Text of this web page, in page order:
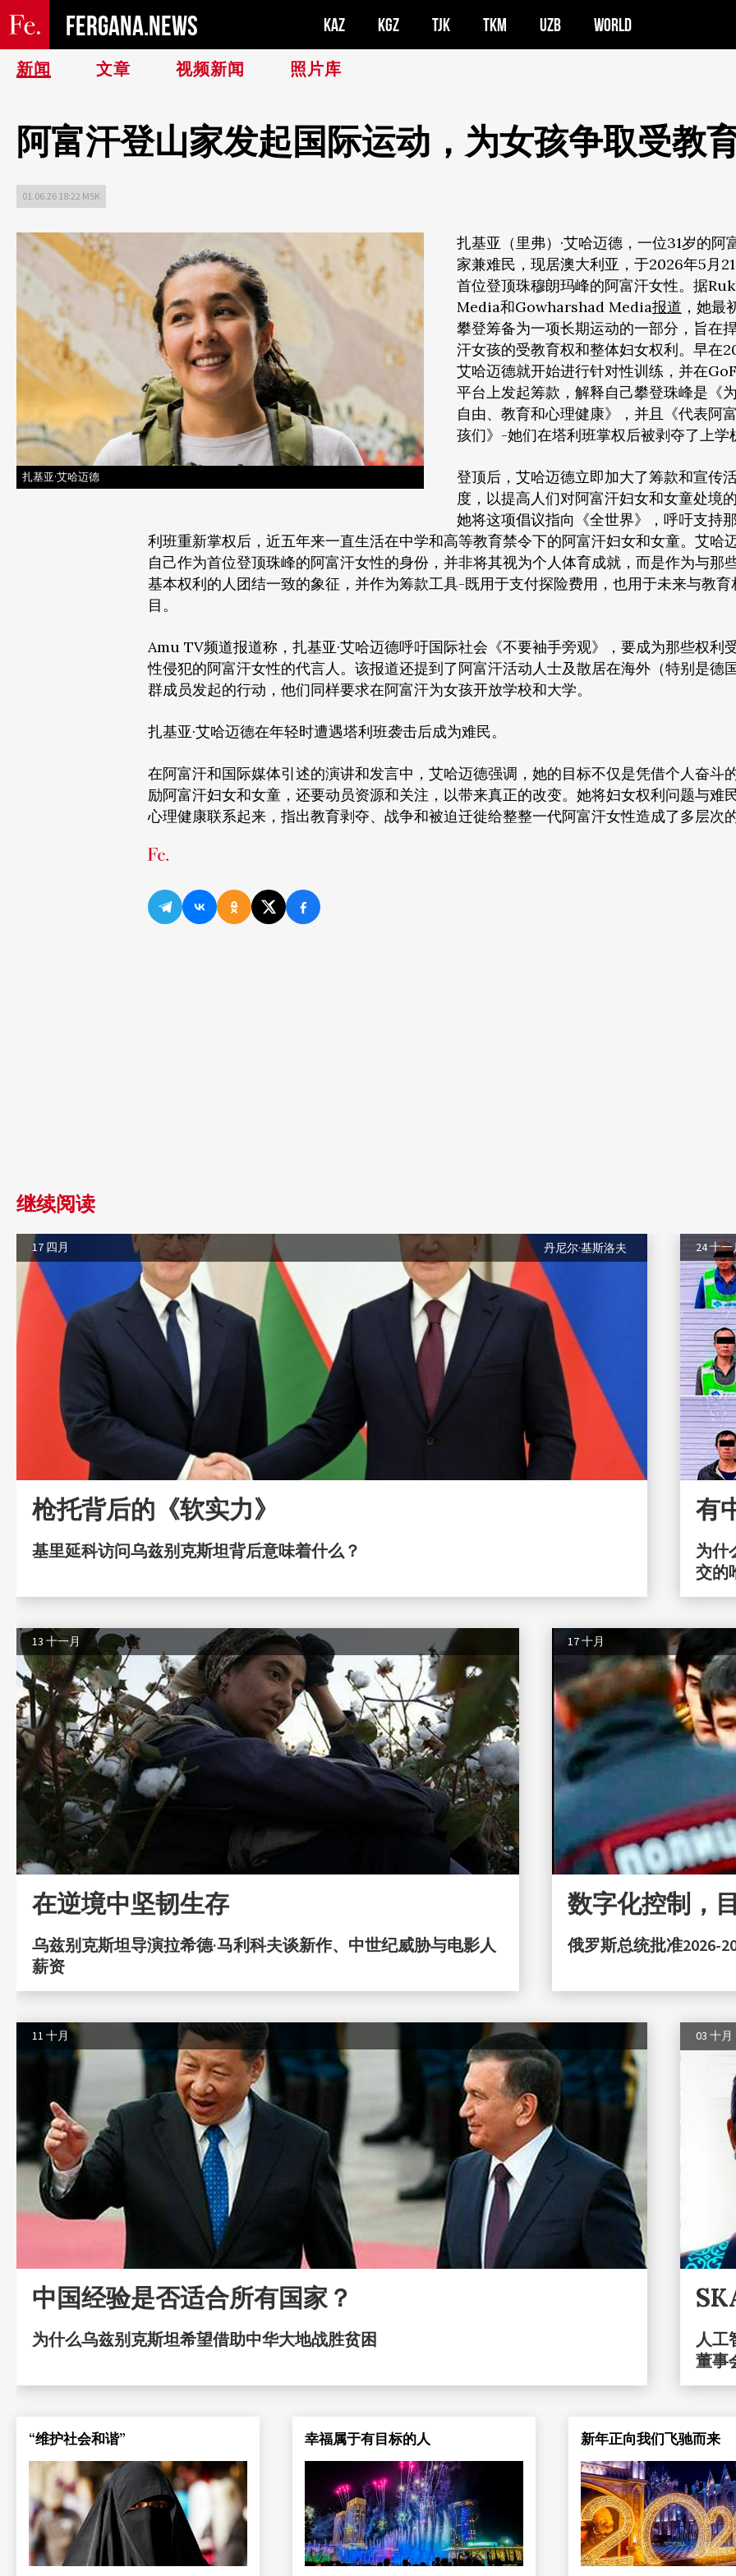
FERGANA.NEWS KAZ KGZ TJK TKM UZB WORLD
新闻 文章 视频新闻 照片库
阿富汗登山家发起国际运动，为女孩争取受教
01.06.26 18:22 MSK
扎基亚·艾哈迈德
扎基亚（里弗）·艾哈迈德，一位31岁的阿
家兼难民，现居澳大利亚，于2026年5月
首位登顶珠穆朗玛峰的阿富汗女性。据
Media和Gowharshad Media报道 ，她最
攀登筹备为一项长期运动的一部分，旨在
汗女孩的受教育权和整体妇女权利。早在
艾哈迈德就开始进行针对性训练，并在
平台上发起筹款，解释自己攀登珠峰是《
自由、教育和心理健康》，并且《代表阿
孩们》-她们在塔利班掌权后被剥夺了上学
登顶后，艾哈迈德立即加大了筹款和宣传
度，以提高人们对阿富汗妇女和女童处境
她将这项倡议指向《全世界》，呼吁支持
利班重新掌权后，近五年来一直生活在中学和高等教育禁令下的阿富汗妇女和女童。艾哈
自己作为首位登顶珠峰的阿富汗女性的身份，并非将其视为个人体育成就，而是作为与那
基本权利的人团结一致的象征，并作为筹款工具-既用于支付探险费用，也用于未来与教育
目。
Amu TV频道报道称，扎基亚·艾哈迈德呼吁国际社会《不要袖手旁观》，要成为那些权利
性侵犯的阿富汗女性的代言人。该报道还提到了阿富汗活动人士及散居在海外（特别是德
群成员发起的行动，他们同样要求在阿富汗为女孩开放学校和大学。
扎基亚·艾哈迈德在年轻时遭遇塔利班袭击后成为难民。
在阿富汗和国际媒体引述的演讲和发言中，艾哈迈德强调，她的目标不仅是凭借个人奋斗
励阿富汗妇女和女童，还要动员资源和关注，以带来真正的改变。她将妇女权利问题与难
心理健康联系起来，指出教育剥夺、战争和被迫迁徙给整整一代阿富汗女性造成了多层次
继续阅读
17 四月 丹尼尔·基斯洛夫
枪托背后的《软实力》
基里延科访问乌兹别克斯坦背后意味着什么？
24 十
有
为什
交的
13 十一月
在逆境中坚韧生存
乌兹别克斯坦导演拉希德·马利科夫谈新作、中世纪威胁与电影人
薪资
17 十月
数字化控制，
俄罗斯总统批准2026-
11 十月
中国经验是否适合所有国家？
为什么乌兹别克斯坦希望借助中华大地战胜贫困
03 十月
人工
董事
“维护社会和谐” 幸福属于有目标的人 新年正向我们飞驰而来